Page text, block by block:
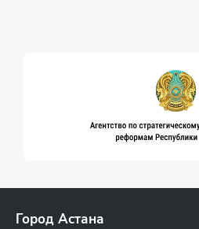
Город Астана